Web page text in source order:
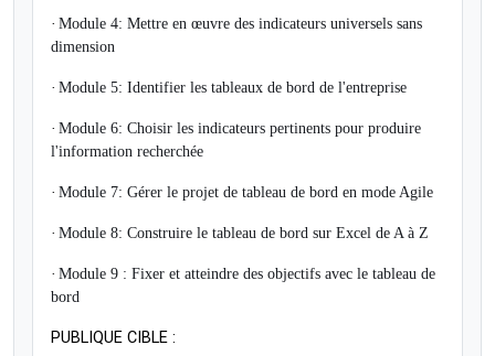
· Module 4: Mettre en œuvre des indicateurs universels sans
dimension
· Module 5: Identifier les tableaux de bord de l'entreprise
· Module 6: Choisir les indicateurs pertinents pour produire
l'information recherchée
· Module 7: Gérer le projet de tableau de bord en mode Agile
· Module 8: Construire le tableau de bord sur Excel de A à Z
· Module 9 : Fixer et atteindre des objectifs avec le tableau de
bord
PUBLIQUE CIBLE :